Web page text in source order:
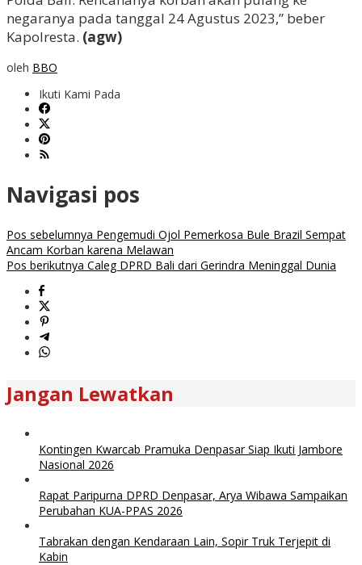
negaranya pada tanggal 24 Agustus 2023,” beber
Kapolresta. (agw)
oleh BBO
Ikuti Kami Pada
Navigasi pos
Pos sebelumnya Pengemudi Ojol Pemerkosa Bule Brazil Sempat
Ancam Korban karena Melawan
Pos berikutnya Caleg DPRD Bali dari Gerindra Meninggal Dunia
Jangan Lewatkan
Kontingen Kwarcab Pramuka Denpasar Siap Ikuti Jambore
Nasional 2026
Rapat Paripurna DPRD Denpasar, Arya Wibawa Sampaikan
Perubahan KUA-PPAS 2026
Tabrakan dengan Kendaraan Lain, Sopir Truk Terjepit di
Kabin